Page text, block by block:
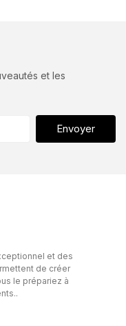
et les
Envoyer
et des
de créer
le prépariez à